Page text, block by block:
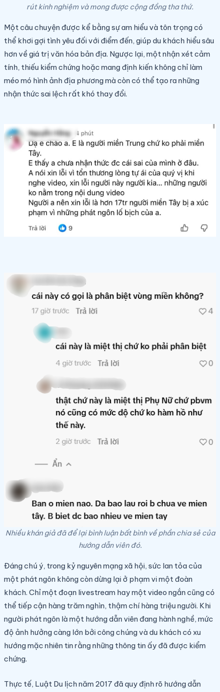
rút kinh nghiệm và mong được cộng đồng tha thứ.
Một câu chuyện được kể bằng sự am hiểu và tôn trọng có
thể khơi gợi tình yêu đối với điểm đến, giúp du khách hiểu sâu
hơn về giá trị văn hóa bản địa. Ngược lại, một nhận xét cảm
tính, thiếu kiểm chứng hoặc mang định kiến không chỉ làm
méo mó hình ảnh địa phương mà còn có thể tạo ra những
nhận thức sai lệch rất khó thay đổi.
Nhiều khán giả đã để lại bình luận bất bình về phần chia sẻ của
hướng dẫn viên đó.
Đáng chú ý, trong kỷ nguyên mạng xã hội, sức lan tỏa của
một phát ngôn không còn dừng lại ở phạm vi một đoàn
khách. Chỉ một đoạn livestream hay một video ngắn cũng có
thể tiếp cận hàng trăm nghìn, thậm chí hàng triệu người. Khi
người phát ngôn là một hướng dẫn viên đang hành nghề, mức
độ ảnh hưởng càng lớn bởi công chúng và du khách có xu
hướng mặc nhiên tin rằng những thông tin ấy đã được kiểm
chứng.
Thực tế, Luật Du lịch năm 2017 đã quy định rõ hướng dẫn